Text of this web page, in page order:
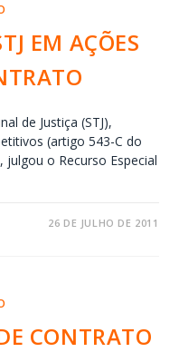
EM AÇÕES
de Justiça (STJ),
(artigo 543-C do
julgou o Recurso Especial
26 DE JULHO DE 2011
CONTRATO